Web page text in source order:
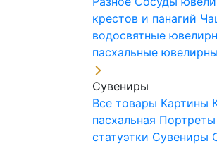
крестов и панагий
водосвятные
пасхальные
Сувениры
Все товары Картины
пасхальная Портреты
статуэтки Сувениры